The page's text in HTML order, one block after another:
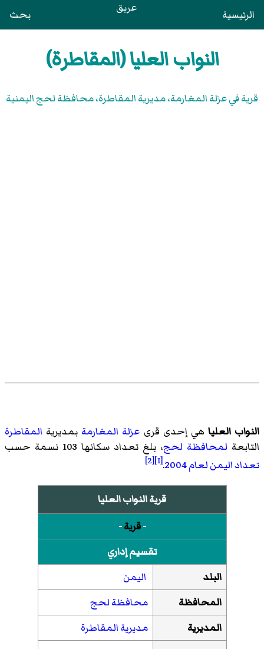
الرئيسية عريق بحث
النواب العليا (المقاطرة)
قرية في عزلة المغارمة، مديرية المقاطرة، محافظة لحج اليمنية
النواب العليا هي إحدى قرى عزلة المغارمة بمديرية المقاطرة
التابعة لمحافظة لحج، بلغ تعداد سكانها 103 نسمة حسب
تعداد اليمن لعام 2004
.
[1]
[2]
قرية النواب العليا
-قرية-
تقسيم إداري
البلد
اليمن
المحافظة
محافظة لحج
المديرية
مديرية المقاطرة